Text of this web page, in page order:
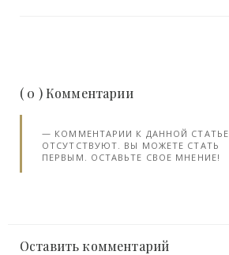
( 0 ) Комментарии
КОММЕНТАРИИ К ДАННОЙ СТАТЬЕ
ОТСУТСТВУЮТ. ВЫ МОЖЕТЕ СТАТЬ
ПЕРВЫМ. ОСТАВЬТЕ СВОЕ МНЕНИЕ!
Оставить комментарий